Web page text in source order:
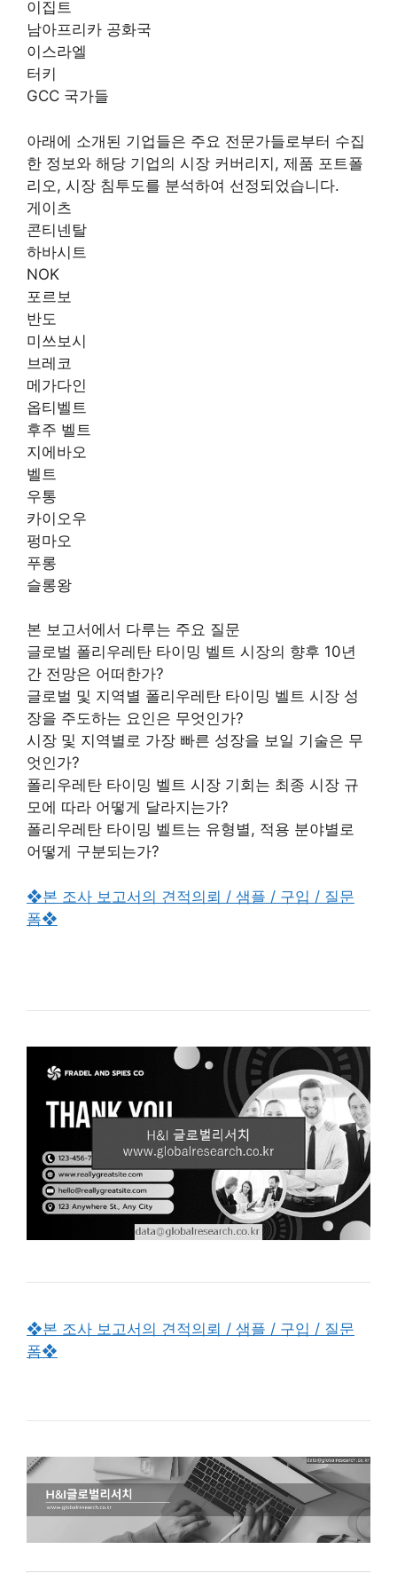
이집트
남아프리카 공화국
이스라엘
터키
GCC 국가들
아래에 소개된 기업들은 주요 전문가들로부터 수집
한 정보와 해당 기업의 시장 커버리지, 제품 포트폴
리오, 시장 침투도를 분석하여 선정되었습니다.
게이츠
콘티넨탈
하바시트
NOK
포르보
반도
미쓰보시
브레코
메가다인
옵티벨트
후주 벨트
지에바오
벨트
우통
카이오우
펑마오
푸롱
슬롱왕
본 보고서에서 다루는 주요 질문
글로벌 폴리우레탄 타이밍 벨트 시장의 향후 10년
간 전망은 어떠한가?
글로벌 및 지역별 폴리우레탄 타이밍 벨트 시장 성
장을 주도하는 요인은 무엇인가?
시장 및 지역별로 가장 빠른 성장을 보일 기술은 무
엇인가?
폴리우레탄 타이밍 벨트 시장 기회는 최종 시장 규
모에 따라 어떻게 달라지는가?
폴리우레탄 타이밍 벨트는 유형별, 적용 분야별로
어떻게 구분되는가?
❖본 조사 보고서의 견적의뢰 / 샘플 / 구입 / 질문
폼❖
❖본 조사 보고서의 견적의뢰 / 샘플 / 구입 / 질문
폼❖